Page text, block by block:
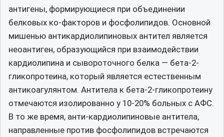
антигены, формирующиеся при объединении
белковых ко-факторов и фосфолипидов. Основной
мишенью антикардиолипиновых антител является
неоантиген, образующийся при взаимодействии
кардиолипина и сывороточного белка — бета-2-
гликопротеина, который является естественным
антикоагулянтом. Антитела к бета-2-гликопротеину
отмечаются изолированно у 10-20% больных с АФС.
В то же время, анти-кардиолипиновые антитела,
направленные против фосфолипидов встречаются